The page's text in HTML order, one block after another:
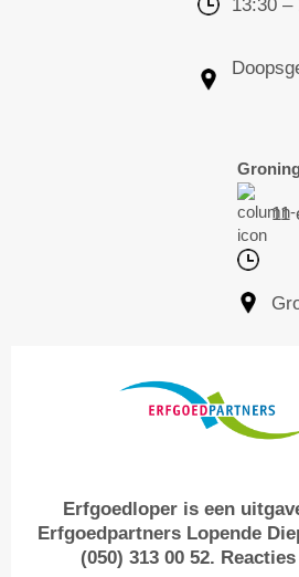
13:30 –
11
Erfgoedloper is een
Erfgoedpartners Lopende
(050) 313 00 52.